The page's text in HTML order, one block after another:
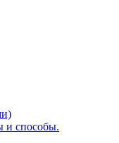
и способы.